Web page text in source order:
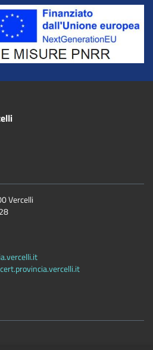
Vercelli